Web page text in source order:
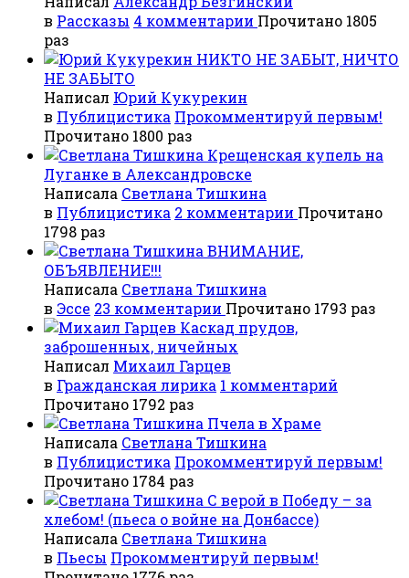
в Рассказы 4 комментарии Прочитано 1805
раз
НИКТО НЕ ЗАБЫТ, НИЧТО
НЕ ЗАБЫТО
Написал Юрий Кукурекин
в Публицистика Прокомментируй первым!
Прочитано 1800 раз
Крещенская купель на
Луганке в Александровске
Написала Светлана Тишкина
в Публицистика 2 комментарии Прочитано
1798 раз
ВНИМАНИЕ,
ОБЪЯВЛЕНИЕ!!!
Написала Светлана Тишкина
в Эссе 23 комментарии Прочитано 1793 раз
Каскад прудов,
заброшенных, ничейных
Написал Михаил Гарцев
в Гражданская лирика 1 комментарий
Прочитано 1792 раз
Пчела в Храме
Написала Светлана Тишкина
в Публицистика Прокомментируй первым!
Прочитано 1784 раз
С верой в Победу – за
хлебом! (пьеса о войне на Донбассе)
Написала Светлана Тишкина
в Пьесы Прокомментируй первым!